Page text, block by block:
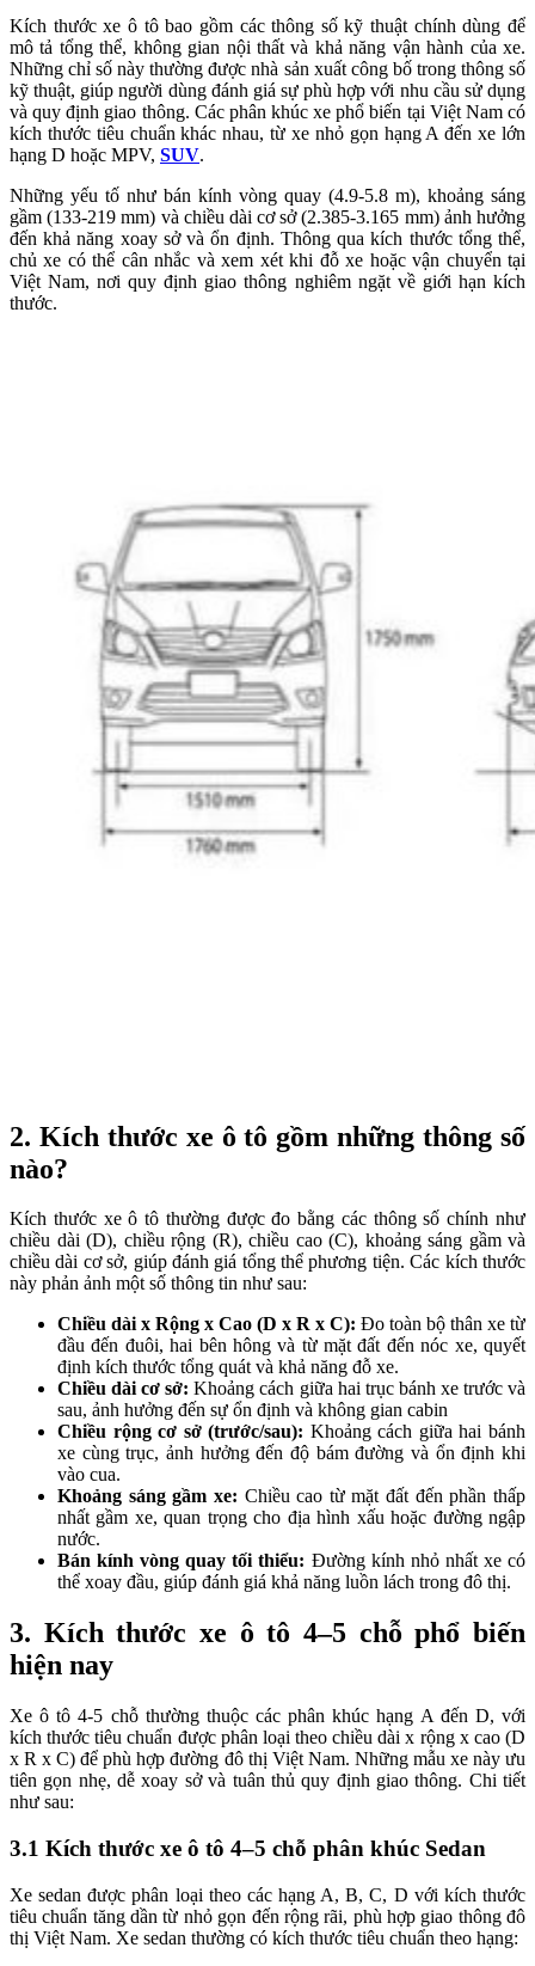
Kích thước xe ô tô bao gồm các thông số kỹ thuật chính dùng để
mô tả tổng thể, không gian nội thất và khả năng vận hành của xe.
Những chỉ số này thường được nhà sản xuất công bố trong thông số
kỹ thuật, giúp người dùng đánh giá sự phù hợp với nhu cầu sử dụng
và quy định giao thông. Các phân khúc xe phổ biến tại Việt Nam có
kích thước tiêu chuẩn khác nhau, từ xe nhỏ gọn hạng A đến xe lớn
hạng D hoặc MPV, SUV.
Những yếu tố như bán kính vòng quay (4.9-5.8 m), khoảng sáng
gầm (133-219 mm) và chiều dài cơ sở (2.385-3.165 mm) ảnh hưởng
đến khả năng xoay sở và ổn định. Thông qua kích thước tổng thể,
chủ xe có thể cân nhắc và xem xét khi đỗ xe hoặc vận chuyển tại
Việt Nam, nơi quy định giao thông nghiêm ngặt về giới hạn kích
thước.
2. Kích thước xe ô tô gồm những thông số
nào?
Kích thước xe ô tô thường được đo bằng các thông số chính như
chiều dài (D), chiều rộng (R), chiều cao (C), khoảng sáng gầm và
chiều dài cơ sở, giúp đánh giá tổng thể phương tiện. Các kích thước
này phản ảnh một số thông tin như sau:
Chiều dài x Rộng x Cao (D x R x C): Đo toàn bộ thân xe từ
đầu đến đuôi, hai bên hông và từ mặt đất đến nóc xe, quyết
định kích thước tổng quát và khả năng đỗ xe.​
Chiều dài cơ sở: Khoảng cách giữa hai trục bánh xe trước và
sau, ảnh hưởng đến sự ổn định và không gian cabin
Chiều rộng cơ sở (trước/sau): Khoảng cách giữa hai bánh
xe cùng trục, ảnh hưởng đến độ bám đường và ổn định khi
vào cua.
Khoảng sáng gầm xe: Chiều cao từ mặt đất đến phần thấp
nhất gầm xe, quan trọng cho địa hình xấu hoặc đường ngập
nước.
Bán kính vòng quay tối thiểu: Đường kính nhỏ nhất xe có
thể xoay đầu, giúp đánh giá khả năng luồn lách trong đô thị.
3. Kích thước xe ô tô 4–5 chỗ phổ biến
hiện nay
Xe ô tô 4-5 chỗ thường thuộc các phân khúc hạng A đến D, với
kích thước tiêu chuẩn được phân loại theo chiều dài x rộng x cao (D
x R x C) để phù hợp đường đô thị Việt Nam. Những mẫu xe này ưu
tiên gọn nhẹ, dễ xoay sở và tuân thủ quy định giao thông. Chi tiết
như sau:
3.1 Kích thước xe ô tô 4–5 chỗ phân khúc Sedan
Xe sedan được phân loại theo các hạng A, B, C, D với kích thước
tiêu chuẩn tăng dần từ nhỏ gọn đến rộng rãi, phù hợp giao thông đô
thị Việt Nam. Xe sedan thường có kích thước tiêu chuẩn theo hạng: